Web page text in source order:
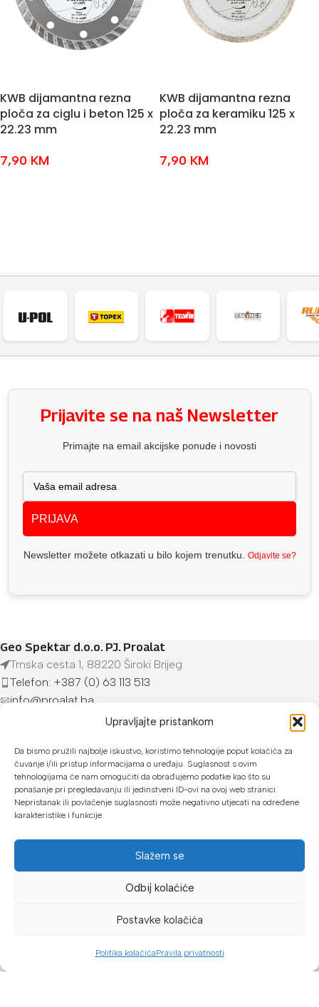
Upravljajte pristankom
Da bismo pružili najbolje iskustvo, koristimo tehnologije poput kolačića za
čuvanje i/ili pristup informacijama o uređaju. Suglasnost s ovim
tehnologijama će nam omogućiti da obrađujemo podatke kao što su
ponašanje pri pregledavanju ili jedinstveni ID-ovi na ovoj web stranici.
Nepristanak ili povlačenje suglasnosti može negativno utjecati na određene
karakteristike i funkcije.
Slažem se
Odbij kolaćiće
Postavke kolačića
Politika kolačićaPravila privatnosti
KWB dijamantna rezna
ploča za ciglu i beton 125 x
22.23 mm
7,90 KM
KWB dijamantna rezna
ploča za keramiku 125 x
22.23 mm
7,90 KM
Prijavite se na naš Newsletter
Primajte na email akcijske ponude i novosti
PRIJAVA
Newsletter možete otkazati u bilo kojem trenutku. Odjavite se?
Geo Spektar d.o.o. PJ. Proalat
Trnska cesta 1, 88220 Široki Brijeg
Telefon: +387 (0) 63 113 513
info@proalat.ba
Pon-Pet 08-16h / Sub 08-14h
PROALAT.BA
UVJETI KUPOVINE
NAČINI PLAĆANJA
U našoj web trgovini možete platiti:
Gotovinom prilikom preuzimanja